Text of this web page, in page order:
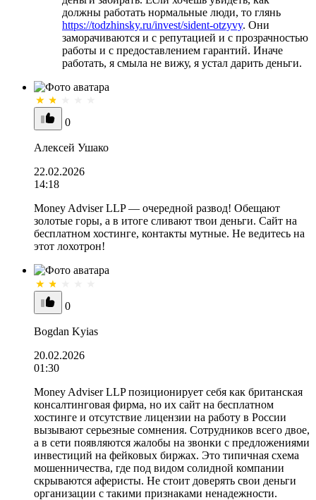
должны работать нормальные люди, то глянь
https://todzhinsky.ru/invest/sident-otzyvy. Они
заморачиваются и с репутацией и с прозрачностью
работы и с предоставлением гарантий. Иначе
работать, я смыла не вижу, я устал дарить деньги.
0
Алексей Ушако
22.02.2026
14:18
Money Adviser LLP — очередной развод! Обещают
золотые горы, а в итоге сливают твои деньги. Сайт на
бесплатном хостинге, контакты мутные. Не ведитесь на
этот лохотрон!
0
Bogdan Kyias
20.02.2026
01:30
Money Adviser LLP позиционирует себя как британская
консалтинговая фирма, но их сайт на бесплатном
хостинге и отсутствие лицензии на работу в России
вызывают серьезные сомнения. Сотрудников всего двое,
а в сети появляются жалобы на звонки с предложениями
инвестиций на фейковых биржах. Это типичная схема
мошенничества, где под видом солидной компании
скрываются аферисты. Не стоит доверять свои деньги
организации с такими признаками ненадежности.